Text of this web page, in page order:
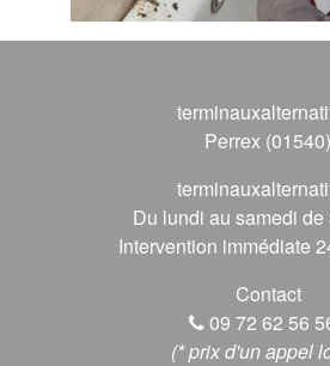
Perrex (01540)
Du lundi au samedi de
Intervention immédiate
Contact
09 72 62 56
(* prix d'un appel